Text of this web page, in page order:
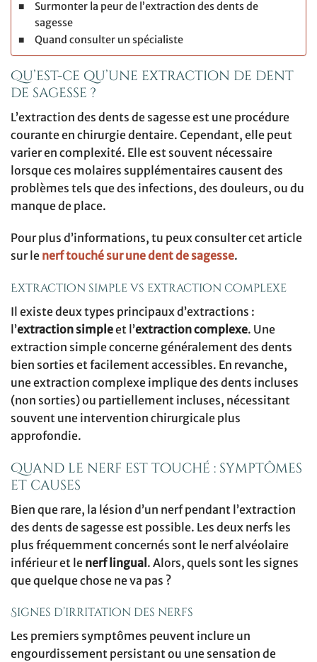
Surmonter la peur de l’extraction des dents de
sagesse
Quand consulter un spécialiste
Qu’est-ce qu’une extraction de dent
de sagesse ?
L’extraction des dents de sagesse est une procédure
courante en chirurgie dentaire. Cependant, elle peut
varier en complexité. Elle est souvent nécessaire
lorsque ces molaires supplémentaires causent des
problèmes tels que des infections, des douleurs, ou du
manque de place.
Pour plus d’informations, tu peux consulter cet article
sur le nerf touché sur une dent de sagesse.
Extraction simple vs extraction complexe
Il existe deux types principaux d’extractions :
l’extraction simpleet l’extraction complexe. Une
extraction simple concerne généralement des dents
bien sorties et facilement accessibles. En revanche,
une extraction complexe implique des dents incluses
(non sorties) ou partiellement incluses, nécessitant
souvent une intervention chirurgicale plus
approfondie.
Quand le nerf est touché : symptômes
et causes
Bien que rare, la lésion d’un nerf pendant l’extraction
des dents de sagesse est possible. Les deux nerfs les
plus fréquemment concernés sont le nerf alvéolaire
inférieur et le nerf lingual. Alors, quels sont les signes
que quelque chose ne va pas ?
Signes d’irritation des nerfs
Les premiers symptômes peuvent inclure un
engourdissement persistant ou une sensation de